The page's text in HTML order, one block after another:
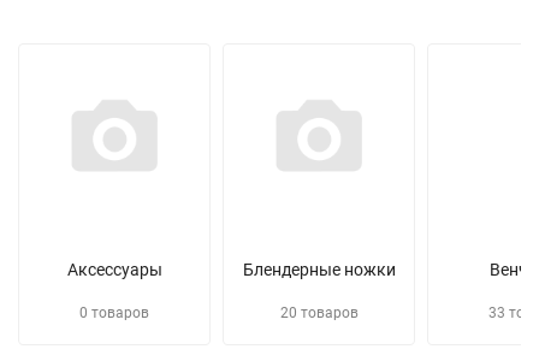
Аксессуары
0 товаров
Блендерные ножки
20 товаров 33